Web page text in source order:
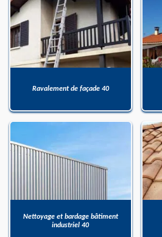
Ravalement de façade 40
Nettoyage et bardage bâtiment
industriel 40